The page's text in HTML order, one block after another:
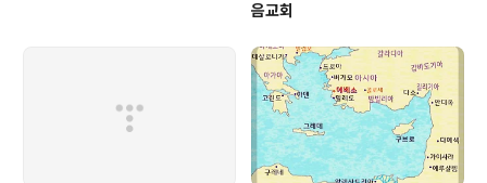
음교회